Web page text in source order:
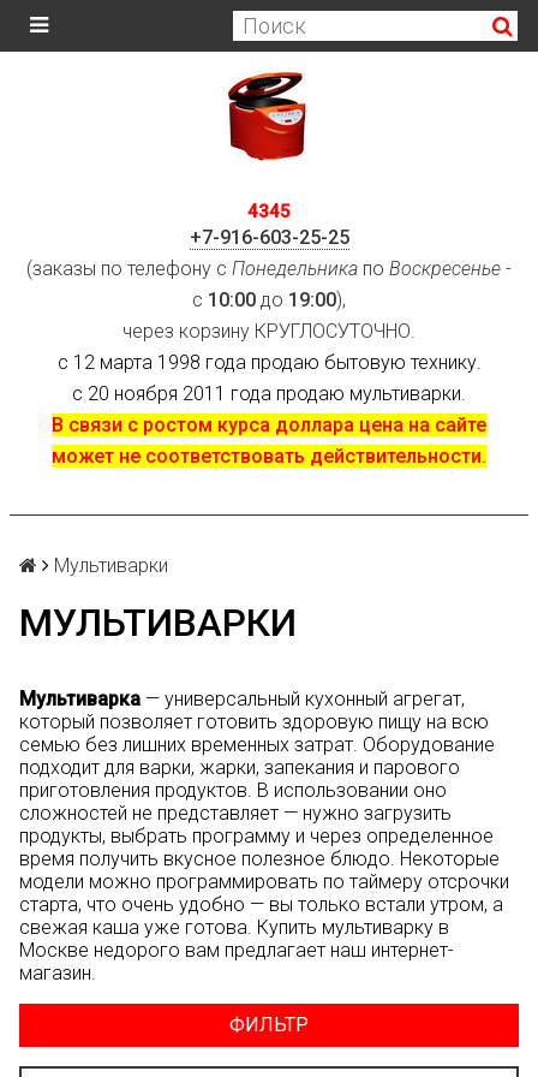
4345
+7-916-603-25-25
(заказы по телефону с Понедельника по Воскресенье -
с 10:00 до 19:00),
через корзину КРУГЛОСУТОЧНО.
с 12 марта 1998 года продаю бытовую технику.
с 20 ноября 2011 года продаю мультиварки.
В связи с ростом курса доллара цена на сайте
может не соответствовать действительности.
Мультиварки
МУЛЬТИВАРКИ
Мультиварка — универсальный кухонный агрегат,
который позволяет готовить здоровую пищу на всю
семью без лишних временных затрат. Оборудование
подходит для варки, жарки, запекания и парового
приготовления продуктов. В использовании оно
сложностей не представляет — нужно загрузить
продукты, выбрать программу и через определенное
время получить вкусное полезное блюдо. Некоторые
модели можно программировать по таймеру отсрочки
старта, что очень удобно — вы только встали утром, а
свежая каша уже готова. Купить мультиварку в
Москве недорого вам предлагает наш интернет-
магазин.
ФИЛЬТР